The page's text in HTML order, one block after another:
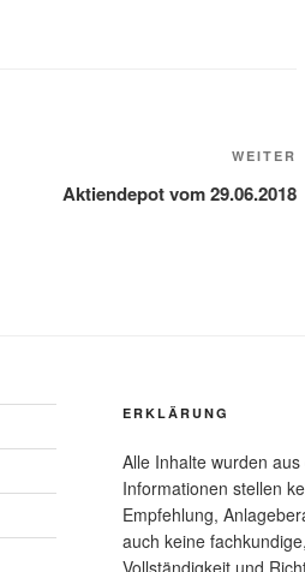
WEITER
Aktiendepot vom 29.06.2018
ERKLÄRUNG
Alle Inhalte wurden
Informationen stellen
Empfehlung,
auch keine
Vollständigkeit und